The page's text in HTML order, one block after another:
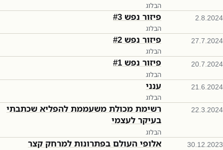
הבלוג
2.8.2024 פיזור נפש #3
הבלוג
27.7.2024 פיזור נפש #2
הבלוג
20.7.2024 פיזור נפש #1
הבלוג
21.6.2024 ענני
הבלוג
22.3.2024
רשימת מכולת משעממת להפליא שכתבתי
בעיקר לעצמי
הבלוג
30.12.2023 אלופי העולם בפתרונות למרחק קצר